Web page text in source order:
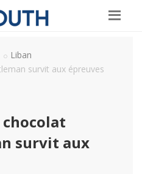
Liban
survit aux épreuves
chocolat
survit aux